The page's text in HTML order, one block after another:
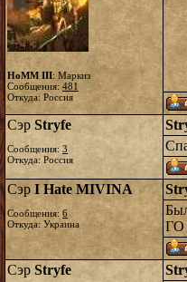
HoMM III: Маркиз
Сообщения: 481
Откуда: Россия
Сэр Stryfe
Сообщения: 3
Откуда: Россия
Сэр I Hate MIVINA
Сообщения: 6
Откуда: Украина
ГО
Сэр Stryfe